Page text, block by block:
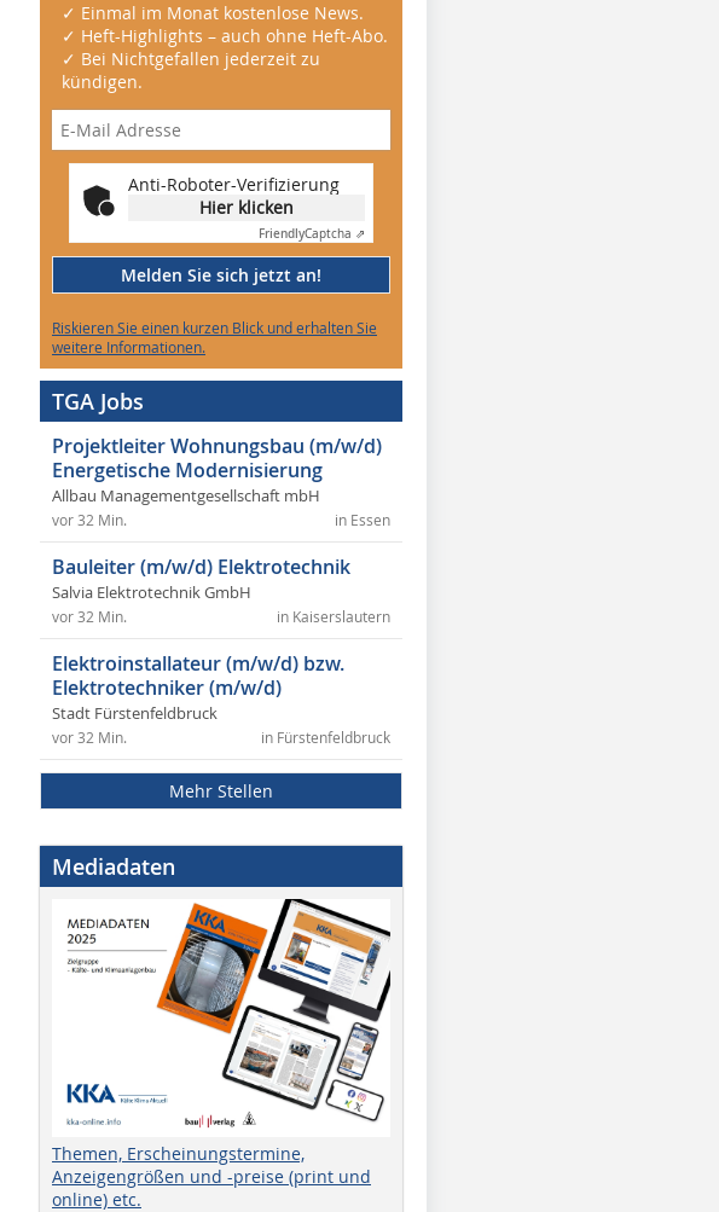
✓ Einmal im Monat kostenlose News.
✓ Heft-Highlights – auch ohne Heft-Abo.
✓ Bei Nichtgefallen jederzeit zu
kündigen.
Anti-Roboter-Verifizierung
Hier klicken
FriendlyCaptcha ⇗
Melden Sie sich jetzt an!
Riskieren Sie einen kurzen Blick und erhalten Sie
weitere Informationen.
TGA Jobs
Projektleiter Wohnungsbau (m/w/d)
Energetische Modernisierung
Allbau Managementgesellschaft mbH
in Essen
vor 32 Min.
Bauleiter (m/w/d) Elektrotechnik
Salvia Elektrotechnik GmbH
in Kaiserslautern
vor 32 Min.
Elektroinstallateur (m/w/d) bzw.
Elektrotechniker (m/w/d)
Stadt Fürstenfeldbruck
in Fürstenfeldbruck
vor 32 Min.
Mehr Stellen
Mediadaten
Themen, Erscheinungstermine,
Anzeigengrößen und -preise (print und
online) etc.